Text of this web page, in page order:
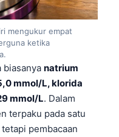
mengukur empat
ketika
biasanya natrium
mmol/L, klorida
mmol/L. Dalam
terpaku pada satu
pembacaan